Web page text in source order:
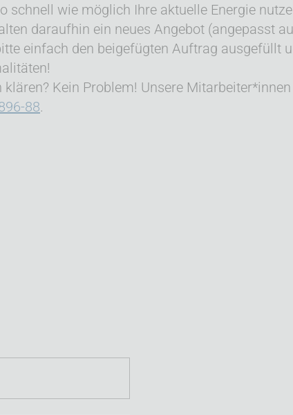
schnell wie möglich Ihre aktuelle Energie
daraufhin ein neues Angebot (angepasst
einfach den beigefügten Auftrag ausgefüllt
Kein Problem! Unsere
88.